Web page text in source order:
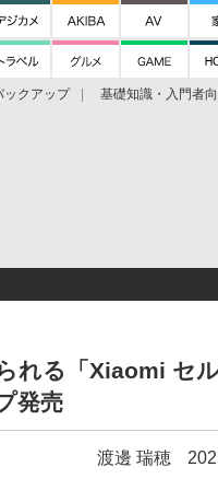
ックアップ 基礎知識・入門者
れる「Xiaomi セ
発売
渡邊 瑞穂